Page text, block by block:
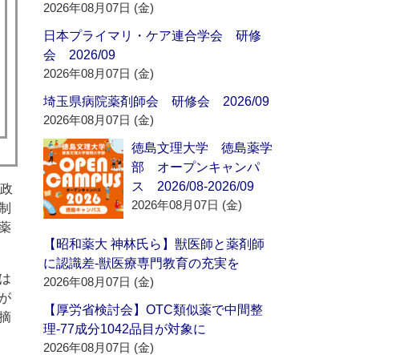
2026年08月07日 (金)
日本プライマリ・ケア連合学会 研修
会 2026/09
2026年08月07日 (金)
埼玉県病院薬剤師会 研修会 2026/09
2026年08月07日 (金)
徳島文理大学 徳島薬学
部 オープンキャンパ
ス 2026/08-2026/09
2026年08月07日 (金)
【昭和薬大 神林氏ら】獣医師と薬剤師
に認識差‐獣医療専門教育の充実を
2026年08月07日 (金)
【厚労省検討会】OTC類似薬で中間整
理‐77成分1042品目が対象に
2026年08月07日 (金)